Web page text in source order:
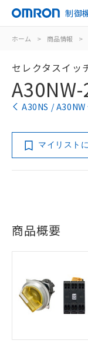
制御
ホーム > 商品情報 >
セレクタスイッ
A30NW-
A30NS /
マイリスト
商品概要